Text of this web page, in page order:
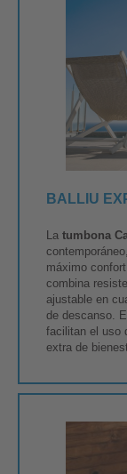
BALLIU
La tumbona
máximo
combina
ajustable en
de descanso.
facilitan el uso
extra de